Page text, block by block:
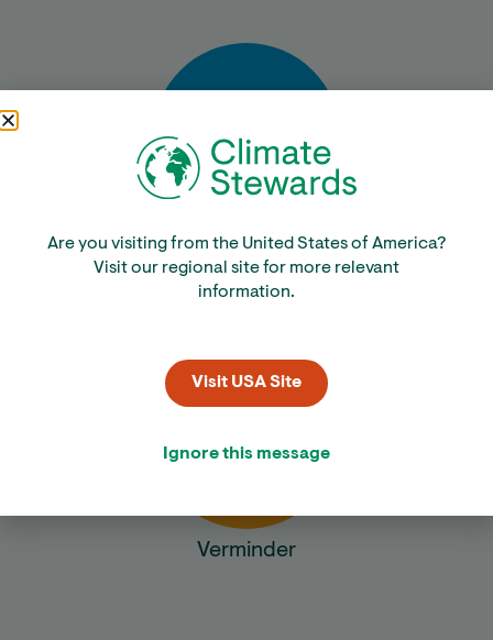
Bereken
Verminder
Are you visiting from the United States of America?
Visit our regional site for more relevant
information.
Visit USA Site
Ignore this message